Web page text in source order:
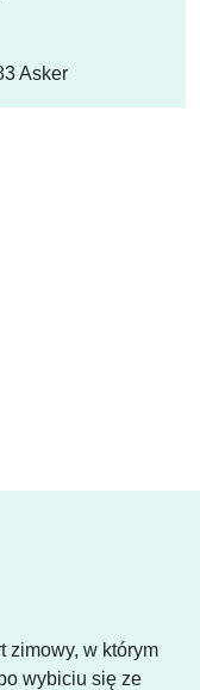
Asker
zimowy, w którym
wybiciu się ze